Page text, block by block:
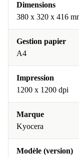
Dimensions
380 x 320 x 416
Gestion papier
A4
Impression
1200 x 1200 dpi
Marque
Kyocera
Modèle (version)